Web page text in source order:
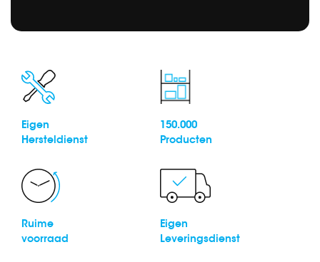
Eigen
Hersteldienst
150.000
Producten
Ruime
voorraad
Eigen
Leveringsdienst